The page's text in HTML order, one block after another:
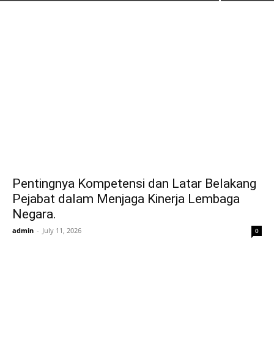
Pentingnya Kompetensi dan Latar Belakang
Pejabat dalam Menjaga Kinerja Lembaga
Negara.
admin - July 11, 2026 0